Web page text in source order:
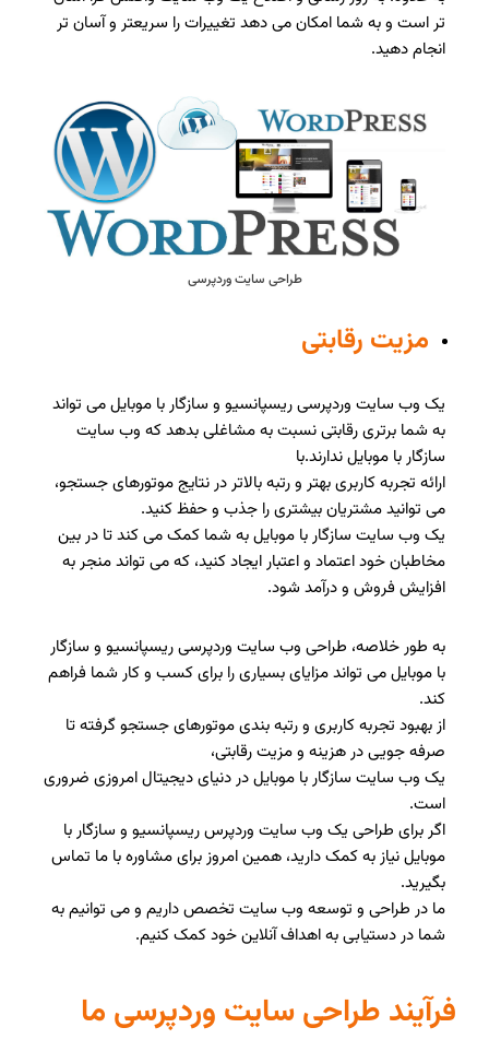
تر است و به شما امکان می دهد تغییرات را سریعتر و آسان تر
انجام دهید.
طراحی سایت وردپرسی
مزیت رقابتی
یک وب سایت وردپرسی ریسپانسیو و سازگار با موبایل می تواند
به شما برتری رقابتی نسبت به مشاغلی بدهد که وب سایت
سازگار با موبایل ندارند.با
ارائه تجربه کاربری بهتر و رتبه بالاتر در نتایج موتورهای جستجو،
می توانید مشتریان بیشتری را جذب و حفظ کنید.
یک وب سایت سازگار با موبایل به شما کمک می کند تا در بین
مخاطبان خود اعتماد و اعتبار ایجاد کنید، که می تواند منجر به
افزایش فروش و درآمد شود.
به طور خلاصه، طراحی وب سایت وردپرسی ریسپانسیو و سازگار
با موبایل می تواند مزایای بسیاری را برای کسب و کار شما فراهم
کند.
از بهبود تجربه کاربری و رتبه بندی موتورهای جستجو گرفته تا
صرفه جویی در هزینه و مزیت رقابتی،
یک وب سایت سازگار با موبایل در دنیای دیجیتال امروزی ضروری
است.
اگر برای طراحی یک وب سایت وردپرس ریسپانسیو و سازگار با
موبایل نیاز به کمک دارید، همین امروز برای مشاوره با ما تماس
بگیرید.
ما در طراحی و توسعه وب سایت تخصص داریم و می توانیم به
شما در دستیابی به اهداف آنلاین خود کمک کنیم.
فرآیند طراحی سایت وردپرسی ما